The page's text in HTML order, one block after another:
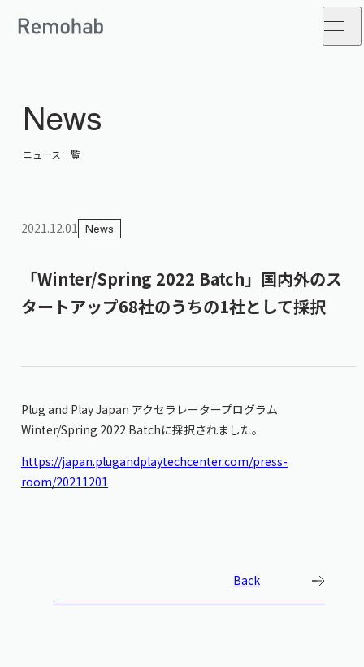
News
ニュース一覧
2021.12.01 News
「Winter/Spring 2022 Batch」国内外のス
タートアップ68社のうちの1社として採択
Plug and Play Japan アクセラレータープログラム
Winter/Spring 2022 Batchに採択されました。
https://japan.plugandplaytechcenter.com/press-
room/20211201
Back